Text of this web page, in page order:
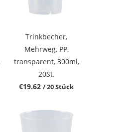
Trinkbecher,
Mehrweg, PP,
transparent, 300ml,
20St.
€19.62 / 20 Stück